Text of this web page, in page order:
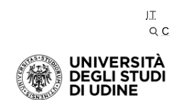
Passa al contenuto
IT